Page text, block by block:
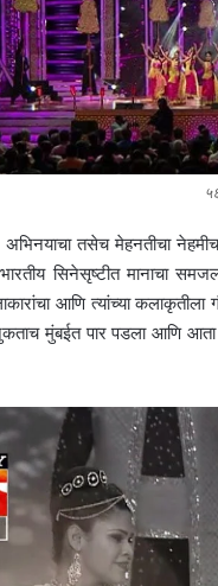
तसेच मेहनतीचा
सिनेसृष्टीत मानाचा
आणि त्यांच्या कलाकृतीला
मुंबईत पार पडला आणि